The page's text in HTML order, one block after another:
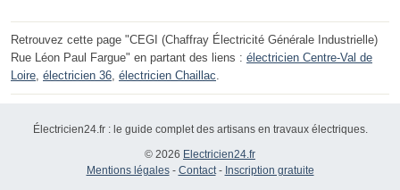
Retrouvez cette page "CEGI (Chaffray Électricité Générale Industrielle)
Rue Léon Paul Fargue" en partant des liens : électricien Centre-Val de
Loire électricien 36 électricien Chaillac
Électricien24.fr : le guide complet des artisans en travaux électriques.
© 2026 Electricien24.fr
Mentions légales- Contact- Inscription gratuite